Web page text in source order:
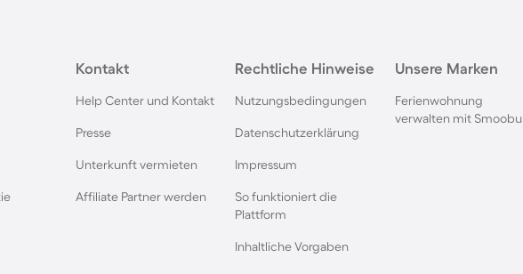
Kontakt
Help Center und Kontakt
Presse
Unterkunft vermieten
Affiliate Partner werden
Rechtliche Hinweise
Nutzungsbedingungen
Datenschutzerklärung
Impressum
So funktioniert die
Plattform
Inhaltliche Vorgaben
Unsere Marken
Ferienwohnung
verwalten mit Smoobu